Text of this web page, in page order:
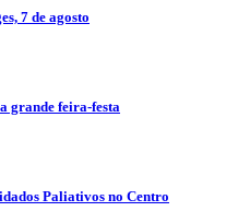
7 de agosto
grande feira-festa
Paliativos no Centro